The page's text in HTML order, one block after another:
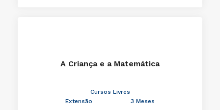
A Criança e a Matemática
Cursos Livres
Extensão
3 Meses